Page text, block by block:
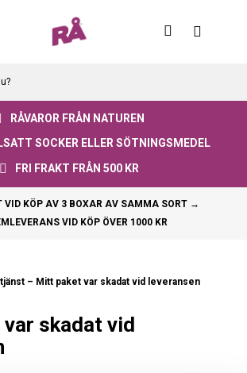
RÅVAROR FRÅN NATUREN
SOCKER ELLER SÖTNINGSMEDEL
FRI FRAKT FRÅN 500 KR
VID KÖP AV 3 BOXAR AV SAMMA SORT →
VID KÖP ÖVER 1000 KR
– Mitt paket var skadat vid leveransen
skadat vid